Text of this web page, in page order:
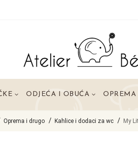
ODJEĆA I OBUĆA OPREMA
Oprema i drugo Kahlice i dodaci za wc My